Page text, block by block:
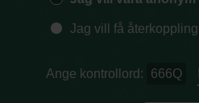
Jag vill få återkoppling
Ange kontrollord: 666Q